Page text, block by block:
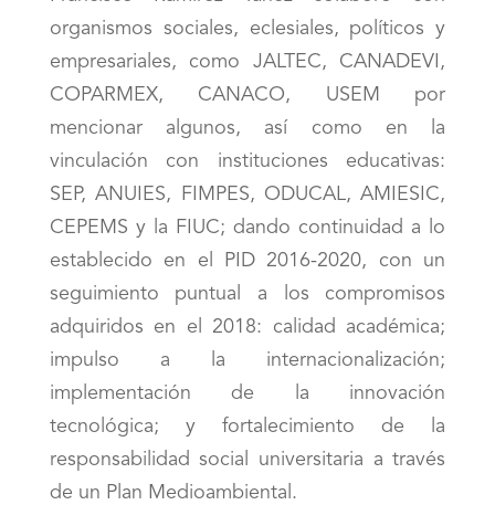
organismos sociales, eclesiales, políticos y
empresariales, como JALTEC, CANADEVI,
COPARMEX, CANACO, USEM por
mencionar algunos, así como en la
vinculación con instituciones educativas:
SEP, ANUIES, FIMPES, ODUCAL, AMIESIC,
CEPEMS y la FIUC; dando continuidad a lo
establecido en el PID 2016-2020, con un
seguimiento puntual a los compromisos
adquiridos en el 2018: calidad académica;
impulso a la internacionalización;
implementación de la innovación
tecnológica; y fortalecimiento de la
responsabilidad social universitaria a través
de un Plan Medioambiental.